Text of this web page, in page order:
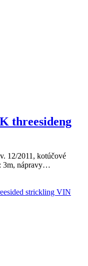
threesideng
12/2011, kotúčové
3m, nápravy…